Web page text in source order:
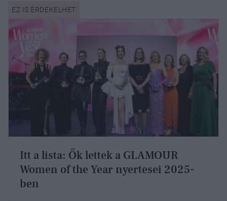
Itt a lista: Ők lettek a GLAMOUR
Women of the Year nyertesei 2025-
ben